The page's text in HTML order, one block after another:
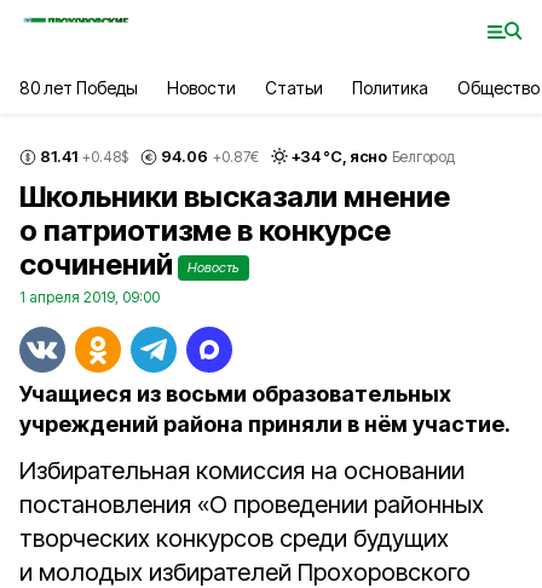
80 лет Победы Новости Статьи Политика Общество
81.41 +0.48$ 94.06 +0.87€ +34°С, ясно Белгород
Школьники высказали мнение
о патриотизме в конкурсе
сочинений
Новость
1 апреля 2019, 09:00
Учащиеся из восьми образовательных
учреждений района приняли в нём участие.
Избирательная комиссия на основании
постановления «О проведении районных
творческих конкурсов среди будущих
и молодых избирателей Прохоровского